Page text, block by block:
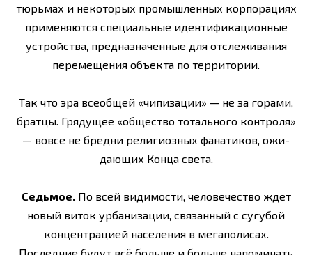
тюрьмах и некоторых промышленных корпорациях
применяются специальные идентификационные
устройства, предназначенные для отслеживания
перемещения объекта по территории.
Так что эра всеобщей «чипизации» — не за горами,
братцы. Грядущее «общество тотального контроля»
— вовсе не бредни религиозных фанатиков, ожи­
дающих Конца света.
Седьмое.По всей видимости, человечество ждет
новый виток урбанизации, связанный с су­губой
концентрацией населения в мегаполисах.